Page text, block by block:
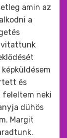
amin az
a
és
feleltem neki
dühös
Margit